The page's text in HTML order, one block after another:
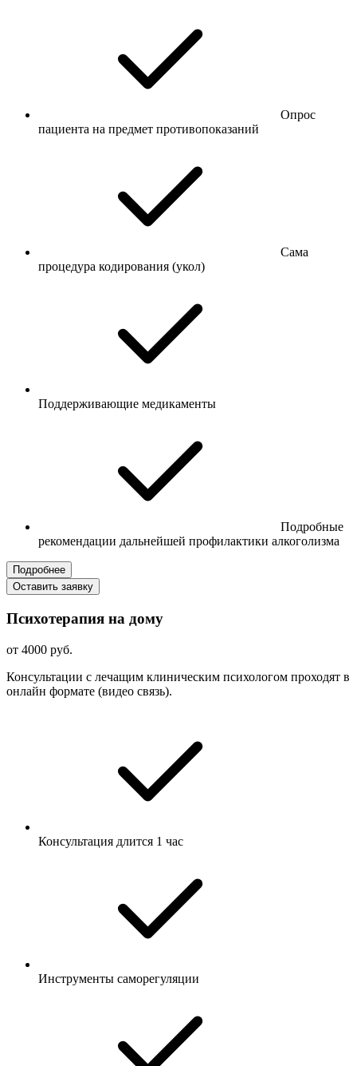
Опрос
пациента на предмет противопоказаний
Сама
процедура кодирования (укол)
Поддерживающие медикаменты
Подробные
рекомендации дальнейшей профилактики алкоголизма
Подробнее
Оставить заявку
Психотерапия на дому
от 4000 руб.
Консультации с лечащим клиническим психологом проходят в
онлайн формате (видео связь).
Консультация длится 1 час
Инструменты саморегуляции